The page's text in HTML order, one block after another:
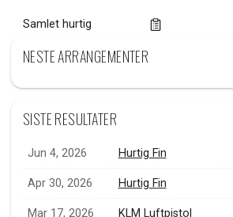
Samlet hurtig
NESTE ARRANGEMENTER
SISTE RESULTATER
Jun 4, 2026 Hurtig Fin
Apr 30, 2026 Hurtig Fin
Mar 17, 2026 KLM Luftpistol